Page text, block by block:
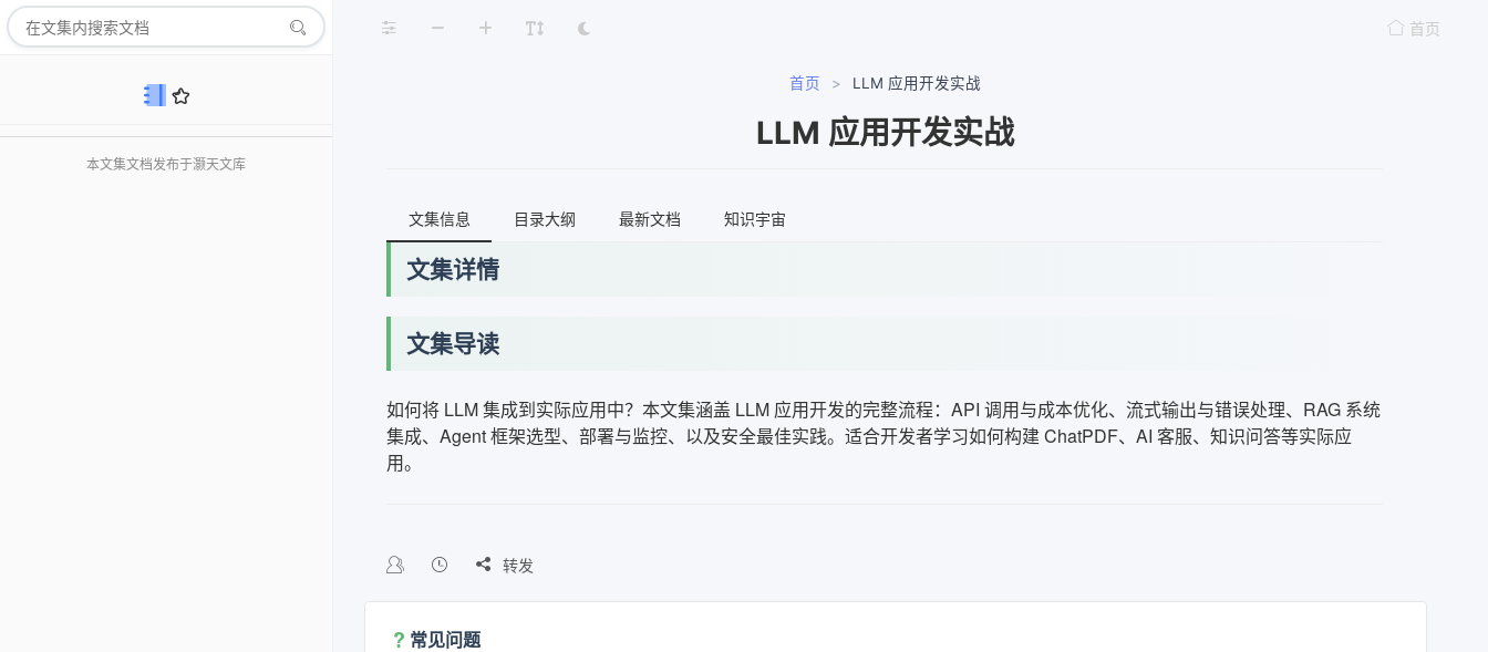
本文集文档发布于灏天文库
首页
首页 > LLM 应用开发实战
LLM 应用开发实战
文集信息 目录大纲 最新文档 知识宇宙
文集详情
文集导读
如何将 LLM 集成到实际应用中？本文集涵盖 LLM 应用开发的完整流程：API 调用与成本优化、流式输出与错误处理、RAG 系统
集成、Agent 框架选型、部署与监控、以及安全最佳实践。适合开发者学习如何构建 ChatPDF、AI 客服、知识问答等实际应
用。
 转发
常见问题